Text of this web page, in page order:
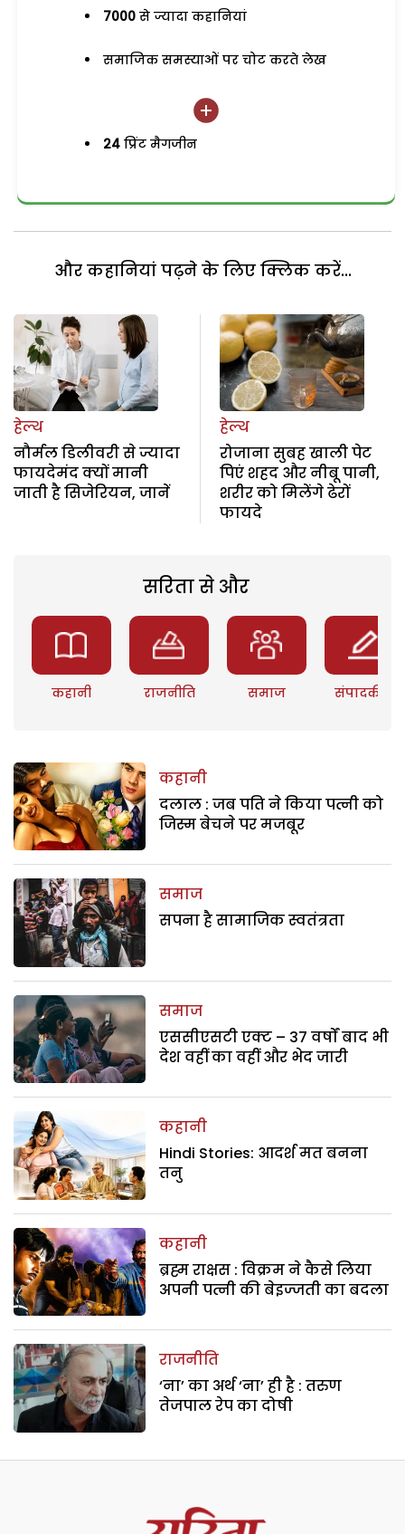
7000 से ज्यादा कहानियां
समाजिक समस्याओं पर चोट करते लेख
24 प्रिंट मैगजीन
और कहानियां पढ़ने के लिए क्लिक करें...
हेल्थ
नौर्मल डिलीवरी से ज्यादा
फायदेमंद क्यों मानी
जाती है सिजेरियन, जानें
हेल्थ
रोजाना सुबह खाली पेट
पिएं शहद और नीबू पानी,
शरीर को मिलेंगे ढेरों
फायदे
सरिता से और
कहानी राजनीति समाज संपादकीय
कहानी
दलाल : जब पति ने किया पत्नी को
जिस्म बेचने पर मजबूर
समाज
सपना है सामाजिक स्वतंत्रता
समाज
एससीएसटी एक्ट – 37 वर्षों बाद भी
देश वहीं का वहीं और भेद जारी
कहानी
Hindi Stories: आदर्श मत बनना
तनु
कहानी
ब्रह्म राक्षस : विक्रम ने कैसे लिया
अपनी पत्नी की बेइज्जती का बदला
राजनीति
‘ना’ का अर्थ ‘ना’ ही है : तरुण
तेजपाल रेप का दोषी